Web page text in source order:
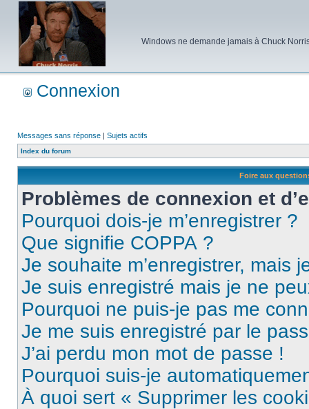
Windows ne demande jamais à Chuck
Connexion
Messages sans réponse | Sujets actifs
Index du forum
Foire aux
Problèmes de connexion et
Pourquoi dois-je m’enregistrer ?
Que signifie COPPA ?
Je souhaite m’enregistrer, mais
Je suis enregistré mais je ne
Pourquoi ne puis-je pas me
Je me suis enregistré par le
J’ai perdu mon mot de passe !
Pourquoi suis-je
À quoi sert « Supprimer les